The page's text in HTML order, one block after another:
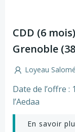
CDD (6
Grenoble
Loyeau Salomé
Date de l’offre :
l’Aedaa
En savoir